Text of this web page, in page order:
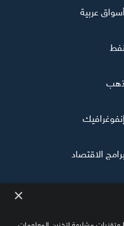
عربية
نفط
إنفوغرافيك
برامج الاقتصاد
×
مشابهة لتخزين المعلومات